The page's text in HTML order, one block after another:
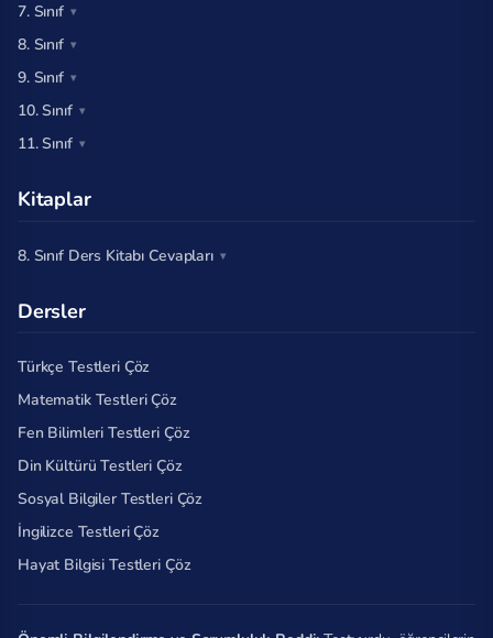
7. Sınıf
8. Sınıf
9. Sınıf
10. Sınıf
11. Sınıf
Kitaplar
8. Sınıf Ders Kitabı Cevapları
Dersler
Türkçe Testleri Çöz
Matematik Testleri Çöz
Fen Bilimleri Testleri Çöz
Din Kültürü Testleri Çöz
Sosyal Bilgiler Testleri Çöz
İngilizce Testleri Çöz
Hayat Bilgisi Testleri Çöz